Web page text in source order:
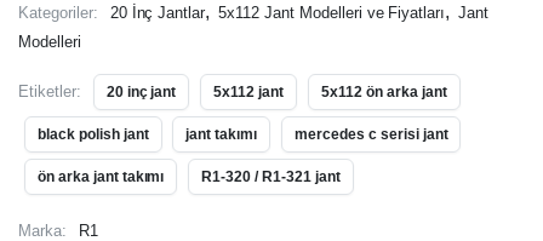
Kategoriler: 20 İnç Jantlar, 5x112 Jant Modelleri ve Fiyatları, Jant
Modelleri
Etiketler: 20 inç jant 5x112 jant 5x112 ön arka jant
black polish jant jant takımı mercedes c serisi jant
ön arka jant takımı R1-320 / R1-321 jant
Marka: R1